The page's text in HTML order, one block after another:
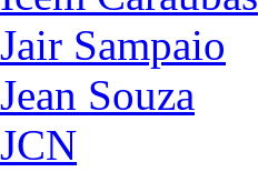
Jair Sampaio
Jean Souza
JCN